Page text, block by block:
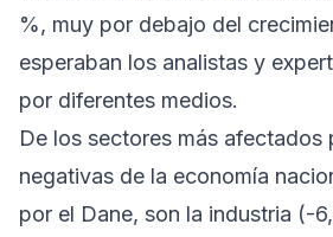
%, muy por debajo del
esperaban los analistas y
por diferentes medios.
De los sectores más afectados
negativas de la economía
por el Dane, son la industria (-